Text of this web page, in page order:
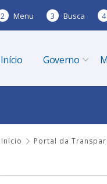
2 Menu 3 Busca 4
Início Governo
Início Portal da